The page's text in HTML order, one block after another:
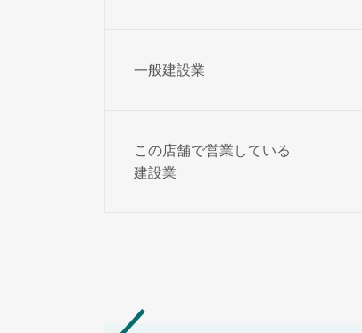
一般建設業
この店舗で営業している
建設業